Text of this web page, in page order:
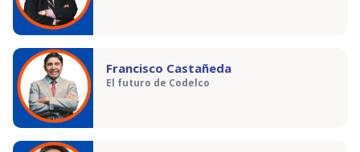
Francisco Castañeda
El futuro de Codelco